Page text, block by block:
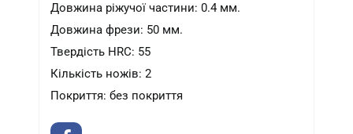
Довжина ріжучої частини: 0.4 мм.
Довжина фрези: 50 мм.
Твердість HRC: 55
Кількість ножів: 2
Покриття: без покриття